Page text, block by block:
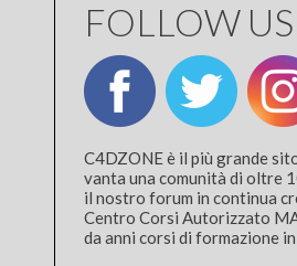
FOLLOW US
C4DZONE è il più grande
vanta una comunità di oltre
il nostro forum in continua
Centro Corsi Autorizzato
da anni corsi di formazione